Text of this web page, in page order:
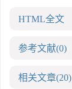
HTML全文
参考文献(0)
相关文章(20)